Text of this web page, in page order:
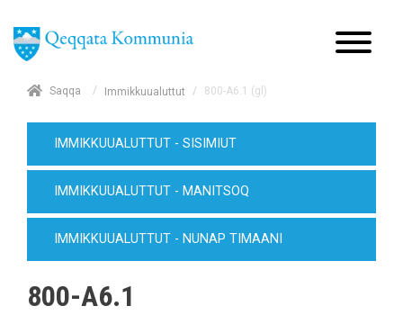
Saqqa / Immikkuualuttut / 800-A6.1 (gl)
IMMIKKUUALUTTUT - SISIMIUT
IMMIKKUUALUTTUT - MANITSOQ
IMMIKKUUALUTTUT - NUNAP TIMAANI
800-A6.1